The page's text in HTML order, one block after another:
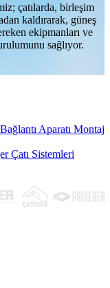
çatılarda, birleşim
kaldırarak, güneş
ekipmanları ve
sağlıyor.
Aparatı Montaj
Çatı Sistemleri